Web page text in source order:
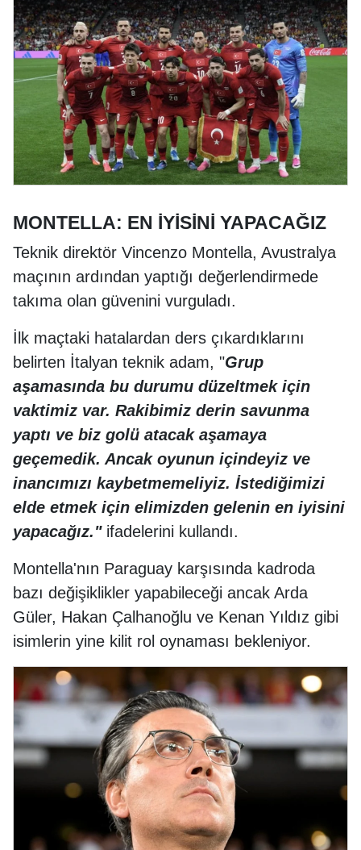
MONTELLA: EN İYİSİNİ YAPACAĞIZ
Teknik direktör Vincenzo Montella, Avustralya
maçının ardından yaptığı değerlendirmede
takıma olan güvenini vurguladı.
İlk maçtaki hatalardan ders çıkardıklarını
belirten İtalyan teknik adam, "Grup
aşamasında bu durumu düzeltmek için
vaktimiz var. Rakibimiz derin savunma
yaptı ve biz golü atacak aşamaya
geçemedik. Ancak oyunun içindeyiz ve
inancımızı kaybetmemeliyiz. İstediğimizi
elde etmek için elimizden gelenin en iyisini
yapacağız." ifadelerini kullandı.
Montella'nın Paraguay karşısında kadroda
bazı değişiklikler yapabileceği ancak Arda
Güler, Hakan Çalhanoğlu ve Kenan Yıldız gibi
isimlerin yine kilit rol oynaması bekleniyor.